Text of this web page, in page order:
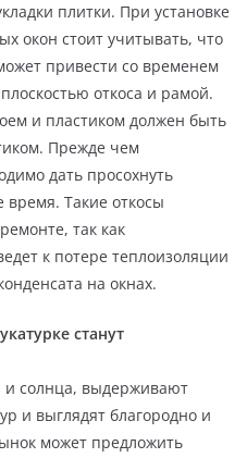
плитки. При установке
окон стоит учитывать, что
привести со временем
откоса и рамой.
и пластиком должен быть
Прежде чем
дать просохнуть
время. Такие откосы
так как
к потере теплоизоляции
на окнах.
станут
и солнца, выдерживают
и выглядят благородно и
может предложить